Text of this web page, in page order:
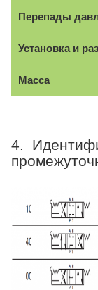
Перепады
Установка и
Масса
4.